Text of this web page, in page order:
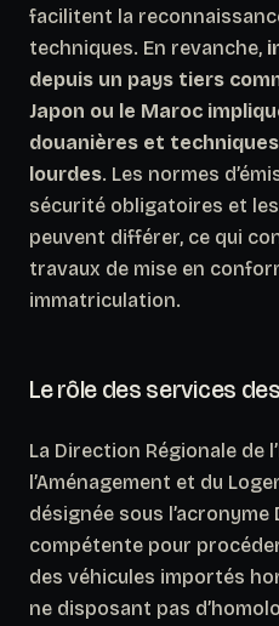
facilitent la
techniques. En revanche,
depuis un pays tiers
Japon ou le Maroc
douanières et
lourdes. Les normes
sécurité obligatoires et
peuvent différer, ce qui
travaux de mise en
immatriculation.
Le rôle des services
La Direction Régionale de
l’Aménagement et du
désignée sous l’acronyme
compétente pour
des véhicules importés
ne disposant pas